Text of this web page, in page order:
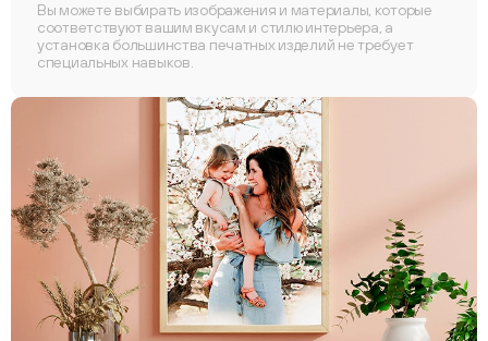
Вы можете выбирать изображения и материалы, которые
соответствуют вашим вкусам и стилю интерьера, а
установка большинства печатных изделий не требует
специальных навыков.